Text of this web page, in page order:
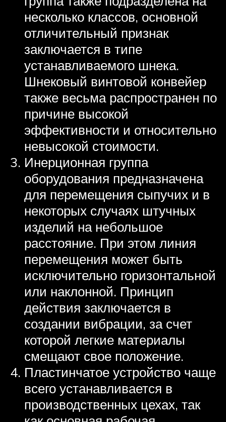
несколько классов, основной
отличительный признак
заключается в типе
устанавливаемого шнека.
Шнековый винтовой конвейер
также весьма распространен по
причине высокой
эффективности и относительно
невысокой стоимости.
Инерционная группа
оборудования предназначена
для перемещения сыпучих и в
некоторых случаях штучных
изделий на небольшое
расстояние. При этом линия
перемещения может быть
исключительно горизонтальной
или наклонной. Принцип
действия заключается в
создании вибрации, за счет
которой легкие материалы
смещают свое положение.
Пластинчатое устройство чаще
всего устанавливается в
производственных цехах, так